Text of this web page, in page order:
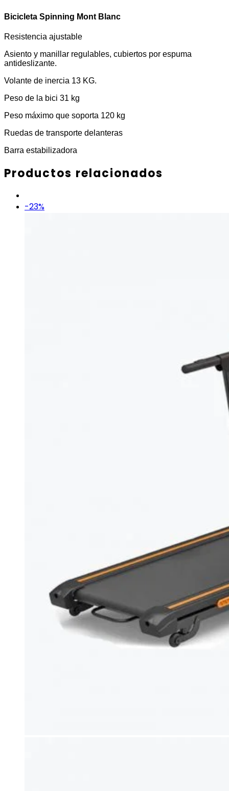
Bicicleta Spinning Mont Blanc
Resistencia ajustable
Asiento y manillar regulables, cubiertos por espuma
antideslizante.
Volante de inercia 13 KG.
Peso de la bici 31 kg
Peso máximo que soporta 120 kg
Ruedas de transporte delanteras
Barra estabilizadora
Productos relacionados
-23%